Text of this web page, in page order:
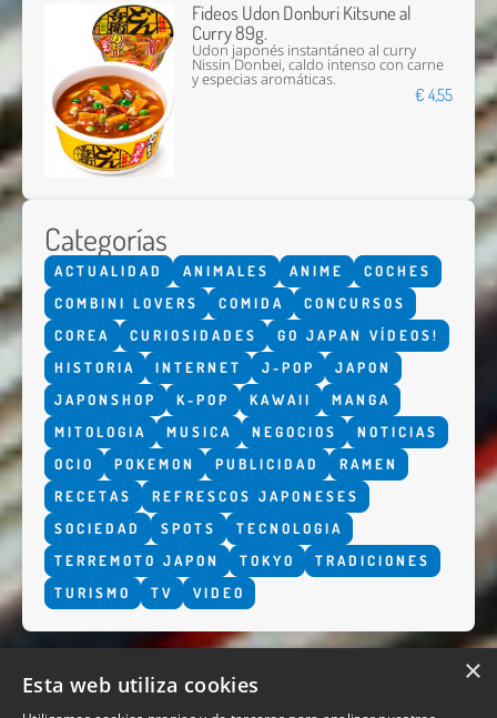
Fideos Udon Donburi Kitsune al
Curry 89g.
Udon japonés instantáneo al curry
Nissin Donbei, caldo intenso con carne
y especias aromáticas.
€ 4,55
Categorías
ACTUALIDAD ANIMALES ANIME
COCHES
COMBINI LOVERS
COMIDA
CONCURSOS
COREA
CURIOSIDADES
GO JAPAN VÍDEOS!
HISTORIA
INTERNET J-POP
JAPON
JAPONSHOP
K-POP KAWAII
MANGA
MITOLOGIA
MUSICA NEGOCIOS
NOTICIAS
OCIO
POKEMON PUBLICIDAD
RAMEN
RECETAS
REFRESCOS JAPONESES
SOCIEDAD
SPOTS
TECNOLOGIA
TERREMOTO JAPON
TOKYO
TRADICIONES
TURISMO
TV VIDEO
×
Esta web utiliza cookies